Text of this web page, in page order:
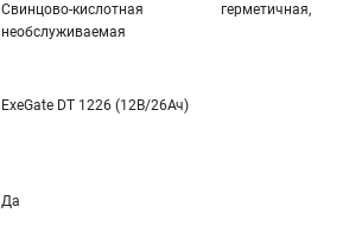
Свинцово-кислотная герметичная,
необслуживаемая
ExeGate DT 1226 (12В/26Ач)
Да